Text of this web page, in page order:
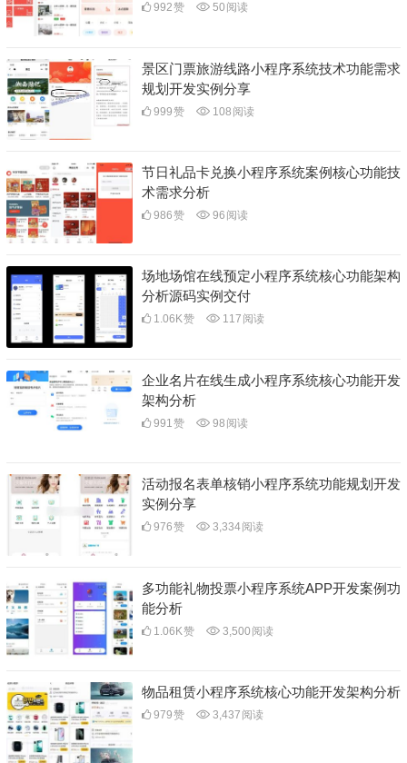
992赞 50 阅读
景区门票旅游线路小程序系统技术功能需求
规划开发实例分享
999赞 108 阅读
节日礼品卡兑换小程序系统案例核心功能技
术需求分析
986赞 96 阅读
场地场馆在线预定小程序系统核心功能架构
分析源码实例交付
1.06K赞 117 阅读
企业名片在线生成小程序系统核心功能开发
架构分析
991赞 98 阅读
活动报名表单核销小程序系统功能规划开发
实例分享
976赞 3,334阅读
多功能礼物投票小程序系统APP开发案例功
能分析
1.06K赞 3,500 阅读
物品租赁小程序系统核心功能开发架构分析
979赞 3,437 阅读